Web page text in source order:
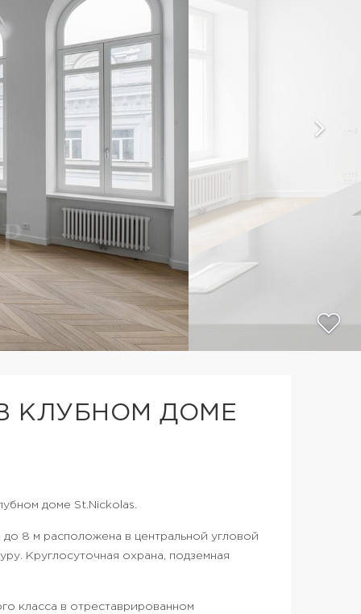
КЛУБНОМ ДОМЕ
доме St.Nickolas.
8 м расположена в центральной угловой
Круглосуточная охрана, подземная
класса в отреставрированном